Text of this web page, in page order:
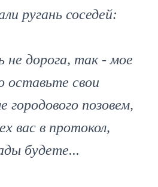
ругань соседей:
не дорога, так - мое
оставьте свои
городового позовем,
вас в протокол,
будете...